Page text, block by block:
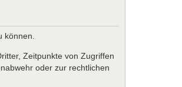
Zeitpunkte von Zugriffen
oder zur rechtlichen